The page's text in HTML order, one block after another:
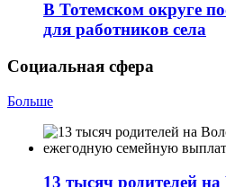
В Тотемском округе
для работников села
Социальная сфера
Больше
13 тысяч родителей